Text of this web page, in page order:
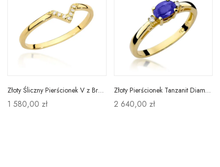
Złoty Śliczny Pierścionek V z Brylantami Próba 585
1 580,00 zł
Złoty Pierścionek Tanzanit Diamenty pr 585 Grawer
2 640,00 zł